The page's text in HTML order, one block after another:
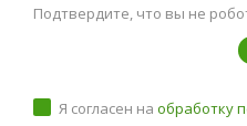
Подтвердите, что вы не
Я согласен на обработку